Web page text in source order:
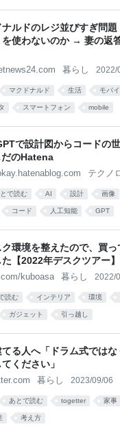
ナルドのレジ並びすぎ問
を使わないのか → 妻の返
暮らし 2022/
マクドナルド 生活 モバ
スマートフォン mobile
で設計図からコードの
のHatena
テクノ
で読む AI 設計 画像
コード 人工知能 GPT
環境を整えたので、買っ
【2022年デスクツアー
kuboasa 暮らし 2022/
読む インテリア 環境
ガジェット 引っ越し
る人へ「ドラム式では
ください」
暮らし 2023/09/06
あとで読む togetter 家事
考え方